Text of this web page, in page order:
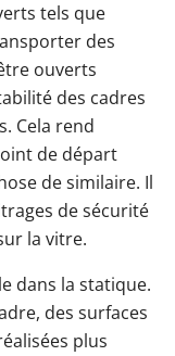
tels que
des
ouverts
des cadres
Cela rend
de départ
de similaire. Il
de sécurité
la vitre.
dans la statique.
des surfaces
plus